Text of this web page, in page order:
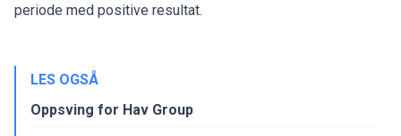
periode med positive resultat.
LES OGSÅ
Oppsving for Hav Group